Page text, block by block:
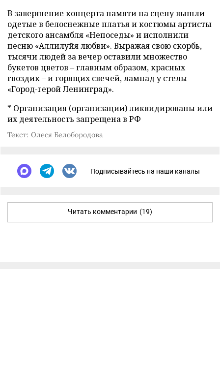
В завершение концерта памяти на сцену вышли
одетые в белоснежные платья и костюмы артисты
детского ансамбля «Непоседы» и исполнили
песню «Аллилуйя любви». Выражая свою скорбь,
тысячи людей за вечер оставили множество
букетов цветов – главным образом, красных
гвоздик – и горящих свечей, лампад у стелы
«Город-герой Ленинград».
* Организация (организации) ликвидированы или
их деятельность запрещена в РФ
Текст: Олеся Белобородова
Подписывайтесь на наши каналы
Читать комментарии (19)